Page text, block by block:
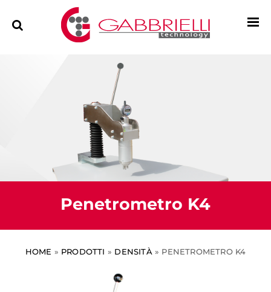
Penetrometro K4
HOME » PRODOTTI » DENSITÀ » PENETROMETRO K4